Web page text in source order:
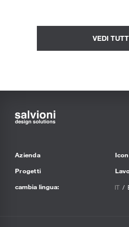
VEDI
Azienda
Progetti
cambia lingua:
IT